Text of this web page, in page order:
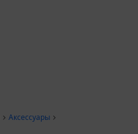
Аксессуары